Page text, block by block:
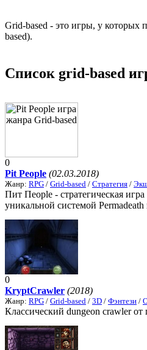
Grid-based - это игры, у которых
based).
Список grid-based
0
Pit People (02.03.2018)
Жанр: RPG / Grid-based / Стратегия /
Пит Пeople - стратегическая
уникальной системой
0
KryptCrawler (2018)
Жанр: RPG / Grid-based / 3D / Фэнтези /
Классический dungeon crawler